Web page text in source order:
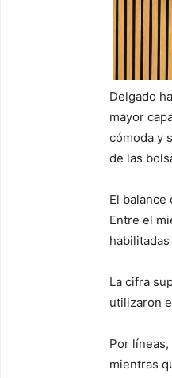
Delgado
mayor
cómoda y
de las
El
Entre el
La cifra
utilizaron
Por
mientras